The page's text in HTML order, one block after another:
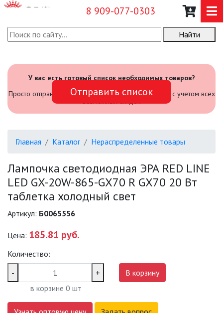
8 909-077-0303
О КОМПАНИИ
САДОВЫЙ ИНВЕНТАРЬ И
ИНСТРУМЕНТЫ
ОФИСНЫЕ ПОДВЕСНЫЕ
ПРОЖЕКТОРЫ
САДОВЫЕ СВЕТИЛЬНИКИ
СВЕТИЛЬНИКИ
Найти
У вас есть готовый список необходимых товаров?
Просто отправьте его нам и мы посчитаем стоимость с учетом всех
возможных скидок
Отправить список
Главная Каталог Нераспределенные товары
Лампочка светодиодная ЭРА RED LINE
LED GX-20W-865-GX70 R GX70 20 Вт
таблетка холодный свет
Артикул: Б0065556
Цена: 185.81 руб.
Количество:
-
+
в корзине 0 шт
В корзину